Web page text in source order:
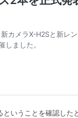
いうことを確認した